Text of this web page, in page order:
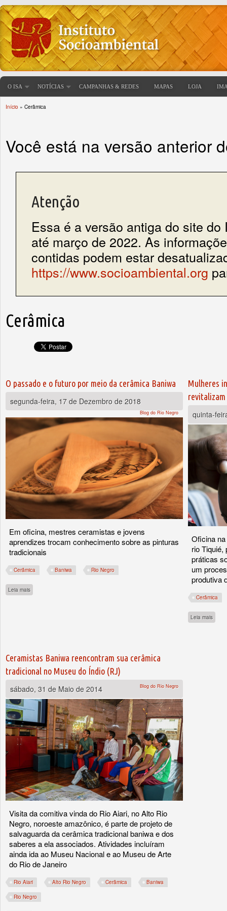
O ISA NOTÍCIAS CAMPANHAS & REDES MAPAS LOJA
Início » Cerâmica
Você está na versão anterior
Atenção
Essa é a versão antiga do site do
até março de 2022. As
contidas podem estar
https://www.socioambiental.org
Cerâmica
O passado e o futuro por meio da cerâmica Baniwa
segunda-feira, 17 de Dezembro de 2018
Blog do Rio Negro
Em oficina, mestres ceramistas e jovens
aprendizes trocam conhecimento sobre as pinturas
tradicionais
Cerâmica Baniwa Rio Negro
Leia mais
Mulheres
quinta-
Oficina
rio
práticas
um
produtiva
Cerâmica
Leia mais
Ceramistas Baniwa reencontram sua cerâmica
tradicional no Museu do Índio (RJ)
sábado, 31 de Maio de 2014
Blog do Rio Negro
Visita da comitiva vinda do Rio Aiari, no Alto Rio
Negro, noroeste amazônico, é parte de projeto de
salvaguarda da cerâmica tradicional baniwa e dos
saberes a ela associados. Atividades incluíram
ainda ida ao Museu Nacional e ao Museu de Arte
do Rio de Janeiro
Rio Aiari Alto Rio Negro Cerâmica Baniwa
Rio Negro